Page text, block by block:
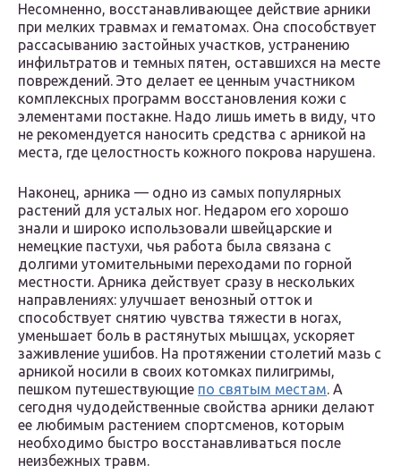
Несомненно, восстанавливающее действие арники
при мелких травмах и гематомах. Она способствует
рассасыванию застойных участков, устранению
инфильтратов и темных пятен, оставшихся на месте
повреждений. Это делает ее ценным участником
комплексных программ восстановления кожи с
элементами постакне. Надо лишь иметь в виду, что
не рекомендуется наносить средства с арникой на
места, где целостность кожного покрова нарушена.
Наконец, арника — одно из самых популярных
растений для усталых ног. Недаром его хорошо
знали и широко использовали швейцарские и
немецкие пастухи, чья работа была связана с
долгими утомительными переходами по горной
местности. Арника действует сразу в нескольких
направлениях: улучшает венозный отток и
способствует снятию чувства тяжести в ногах,
уменьшает боль в растянутых мышцах, ускоряет
заживление ушибов. На протяжении столетий мазь с
арникой носили в своих котомках пилигримы,
пешком путешествующие по святым местам. А
сегодня чудодейственные свойства арники делают
ее любимым растением спортсменов, которым
необходимо быстро восстанавливаться после
неизбежных травм.